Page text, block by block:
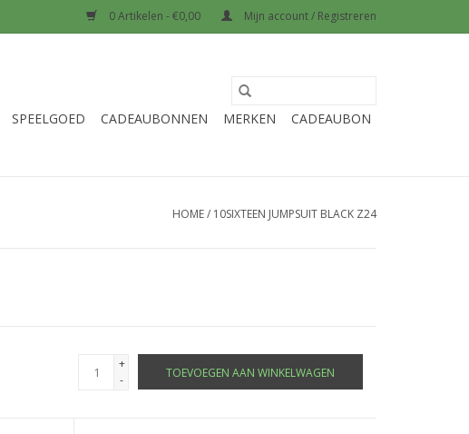
0 Artikelen - €0,00 Mijn account / Registreren
SPEELGOED CADEAUBONNEN MERKEN CADEAUBON
HOME/ 10SIXTEEN JUMPSUIT BLACK Z24
+
-
TOEVOEGEN AAN WINKELWAGEN